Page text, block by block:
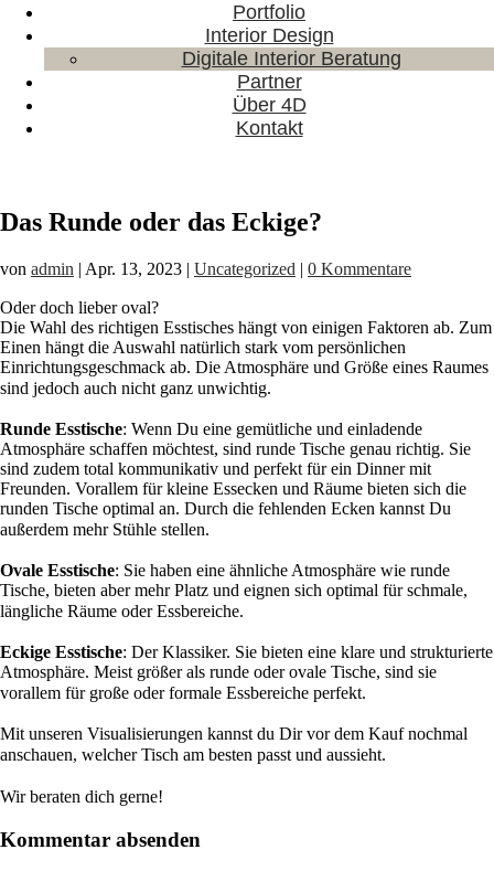
Portfolio
Interior Design
Digitale Interior Beratung
Partner
Über 4D
Kontakt
Das Runde oder das Eckige?
von admin | Apr. 13, 2023 | Uncategorized | 0 Kommentare
Oder doch lieber oval? ⠀
Die Wahl des richtigen Esstisches hängt von einigen Faktoren ab. Zum
Einen hängt die Auswahl natürlich stark vom persönlichen
Einrichtungsgeschmack ab. Die Atmosphäre und Größe eines Raumes
sind jedoch auch nicht ganz unwichtig. ⠀
Runde Esstische: Wenn Du eine gemütliche und einladende
Atmosphäre schaffen möchtest, sind runde Tische genau richtig. Sie
sind zudem total kommunikativ und perfekt für ein Dinner mit
Freunden. Vorallem für kleine Essecken und Räume bieten sich die
runden Tische optimal an. Durch die fehlenden Ecken kannst Du
außerdem mehr Stühle stellen. ⠀
Ovale Esstische: Sie haben eine ähnliche Atmosphäre wie runde
Tische, bieten aber mehr Platz und eignen sich optimal für schmale,
längliche Räume oder Essbereiche. ⠀
Eckige Esstische: Der Klassiker. Sie bieten eine klare und strukturierte
Atmosphäre. Meist größer als runde oder ovale Tische, sind sie
vorallem für große oder formale Essbereiche perfekt.⠀
Mit unseren Visualisierungen kannst du Dir vor dem Kauf nochmal
anschauen, welcher Tisch am besten passt und aussieht.⠀
Wir beraten dich gerne! ⠀
Kommentar absenden